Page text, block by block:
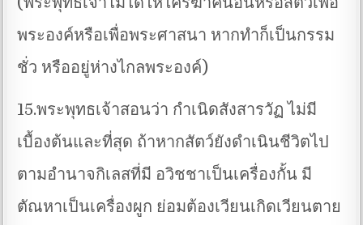
พระองค์หรือเพื่อพระศาสนา หากทำก็เป็นกรรม
ชั่ว หรืออยู่ห่างไกลพระองค์)
15.พระพุทธเจ้าสอนว่า กำเนิดสังสารวัฏ ไม่มี
เบื้องต้นและที่สุด ถ้าหากสัตว์ยังดำเนินชีวิตไป
ตามอำนาจกิเลสที่มี อวิชชาเป็นเครื่องกั้น มี
ตัณหาเป็นเครื่องผูก ย่อมต้องเวียนเกิดเวียนตาย